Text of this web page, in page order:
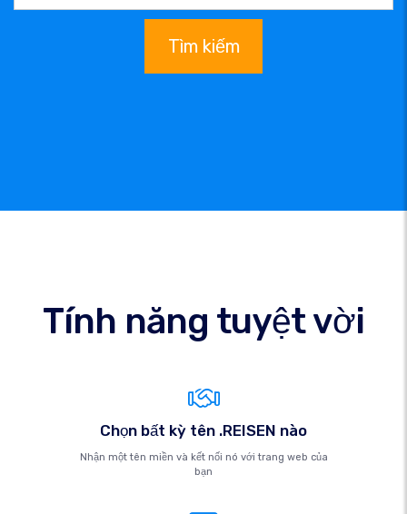
Tìm kiếm
Tính năng tuyệt vời
Chọn bất kỳ tên .REISEN nào
Nhận một tên miền và kết nối nó với trang web của
bạn